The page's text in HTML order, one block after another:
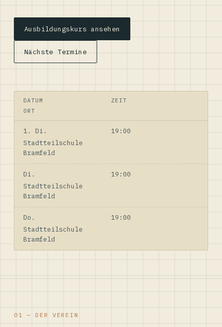
Ausbildungskurs ansehen
Nächste Termine
DATUM
ZEIT
ORT
1. Di.
19:00
Stadtteilschule
Bramfeld
Di.
19:00
Stadtteilschule
Bramfeld
Do.
19:00
Stadtteilschule
Bramfeld
01 — DER VEREIN